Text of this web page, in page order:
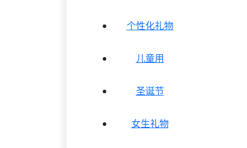
个性化礼物
儿童用
圣诞节
女生礼物